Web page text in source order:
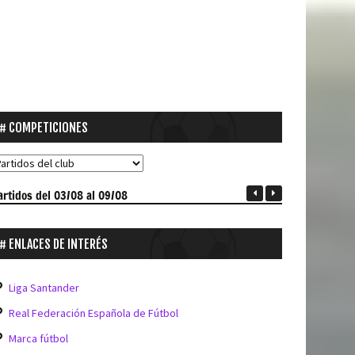
COMPETICIONES
del 03/08 al 09/08
ENLACES DE INTERÉS
Liga Santander
Real Federación Española de Fútbol
Marca fútbol